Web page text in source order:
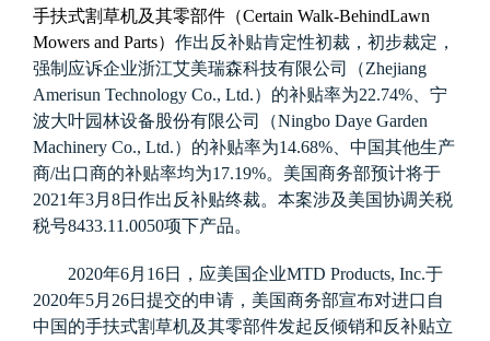
手扶式割草机及其零部件 （Certain Walk-BehindLawn
Mowers and Parts） 作出反补贴肯定性初裁，初步裁定，
强制应诉企业浙江艾美瑞森科技有限公司（Zhejiang
Amerisun Technology Co., Ltd.）的补贴率为22.74%
宁
波大叶园林设备股份有限公司（Ningbo Daye Garden
Machinery Co., Ltd.）的补贴率为14.68% 、中国其他生产
商/出口商的补贴率均为17.19%。美国商务部预计将于
2021年3月 8日作出反补贴终裁。 本案涉及美国协调关税
税号8433.11.0050项下产品。
2020年6月 16日，应美国企业MTD Products, Inc.于
2020年5月 26日提交的申请，美国商务部宣布对进口自
中国的手扶式割草机及其零部件发起反倾销和反补贴立